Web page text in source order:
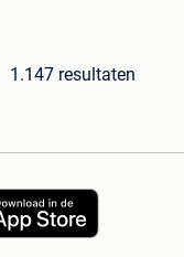
1.147 resultaten